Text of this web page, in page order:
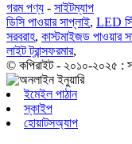
গরম পণ্য - সাইটম্যাপ
ডিসি পাওয়ার সাপ্লাই, LED
সরবরাহ, কাস্টমাইজড পাওয়ার
লাইট ট্রান্সফরমার,
© কপিরাইট - ২০১০-২০২৫ :
ইমেইল পাঠান
স্কাইপ
হোয়াটসঅ্যাপ